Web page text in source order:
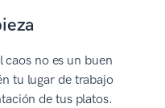
caos no es un buen
tu lugar de trabajo
de tus platos.